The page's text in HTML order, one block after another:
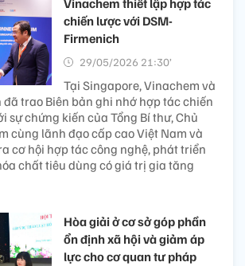
Vinachem thiết lập hợp tác
chiến lược với DSM-
Firmenich
29/05/2026 21:30’
Tại Singapore, Vinachem và
đã trao Biên bản ghi nhớ hợp tác chiến
sự chứng kiến của Tổng Bí thư, Chủ
cùng lãnh đạo cấp cao Việt Nam và
cơ hội hợp tác công nghệ, phát triển
chất tiêu dùng có giá trị gia tăng
Hòa giải ở cơ sở góp phần
ổn định xã hội và giảm áp
lực cho cơ quan tư pháp